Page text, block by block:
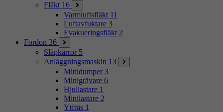
Fläkt 16
Varmluftsfläkt 11
Luftavfuktare 3
Evakueringsfläkt 2
Fordon 36
Släpkärror 5
Anläggningsmaskin 13
Minidumper 3
Minigrävare 6
Hjullastare 1
Minilastare 2
Ytfräs 1